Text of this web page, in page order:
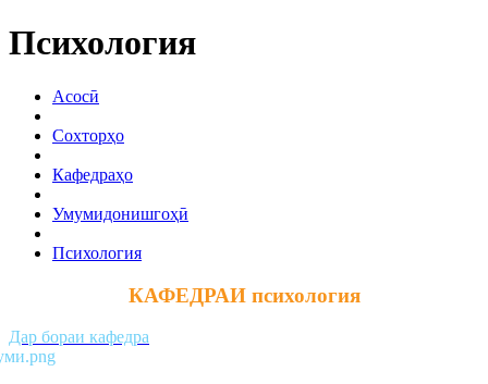
Психология
Асосӣ
Сохторҳо
Кафедраҳо
Умумидонишгоҳӣ
Психология
КАФЕДРАИ психология
Дар бораи кафедра